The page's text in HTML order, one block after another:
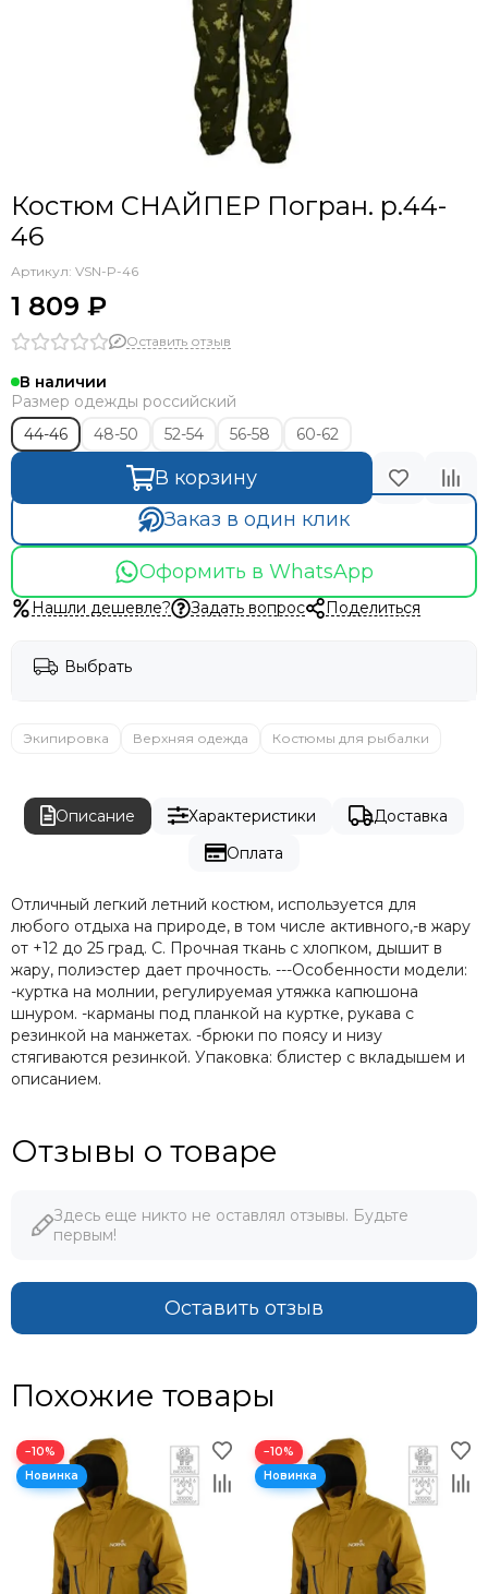
Костюм СНАЙПЕР Погран. р.44-
46
Артикул: VSN-P-46
1 809 ₽
Оставить отзыв
В наличии
Размер одежды российский
44-46
48-50 52-54 56-58 60-62
В корзину
Заказ в один клик
Оформить в WhatsApp
Нашли дешевле? Задать вопрос Поделиться
Выбрать
Экипировка Верхняя одежда Костюмы для рыбалки
Описание Характеристики
Доставка
Оплата
Отличный легкий летний костюм, используется для
любого отдыха на природе, в том числе активного,-в жару
от +12 до 25 град. С. Прочная ткань с хлопком, дышит в
жару, полиэстер дает прочность. ---Особенности модели:
-куртка на молнии, регулируемая утяжка капюшона
шнуром. -карманы под планкой на куртке, рукава с
резинкой на манжетах. -брюки по поясу и низу
стягиваются резинкой. Упаковка: блистер с вкладышем и
описанием.
Отзывы о товаре
Здесь еще никто не оставлял отзывы. Будьте
первым!
Оставить отзыв
Похожие товары
−10% −10%